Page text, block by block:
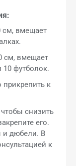
см, вмещает
см, вмещает
футболок.
к
снизить
его.
и дюбели. В
к